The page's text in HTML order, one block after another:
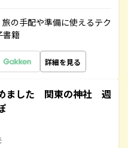
の手配や準備に使えるテク
書籍
詳細を見る
ました 関東の神社 週